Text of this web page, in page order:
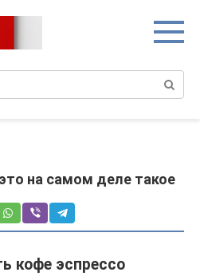
на самом деле такое
кофе эспрессо